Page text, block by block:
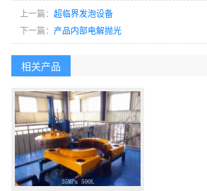
上一篇： 超临界发泡设备
下一篇： 产品内部电解抛光
相关产品